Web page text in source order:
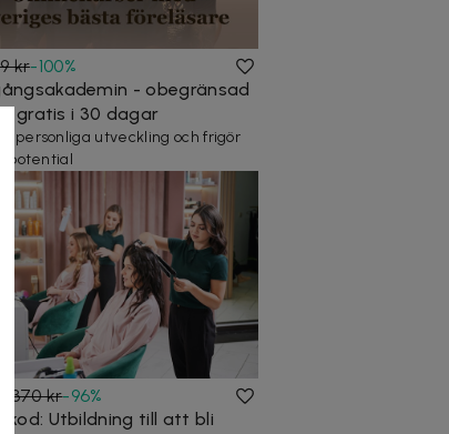
kr-100%
- obegränsad
gratis i 30 dagar
personliga utveckling och frigör
potential
4 370 kr-96%
Utbildning till att bli